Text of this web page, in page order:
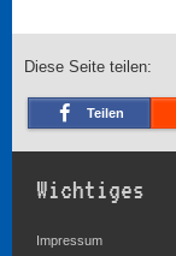
Diese Seite teilen:
Teilen
Wichtiges
Impressum